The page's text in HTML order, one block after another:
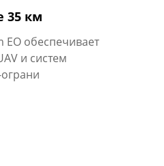
35 км
обеспечивает
и систем